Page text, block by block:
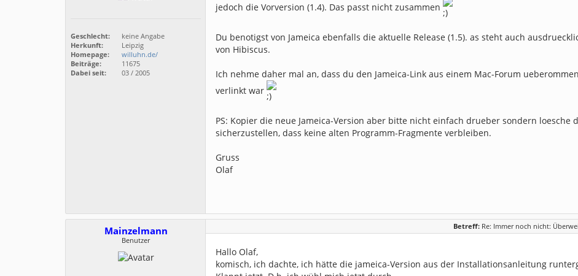
Geschlecht:
keine Angabe
Herkunft:
Leipzig
Homepage:
willuhn.de/
Beiträge:
11675
Dabei seit:
03 / 2005
jedoch die Vorversion (1.4). Das passt nicht zusammen
Du benotigst von Jameica ebenfalls die aktuelle Release (1.5). as steht auch
von Hibiscus.
Ich nehme daher mal an, dass du den Jameica-Link aus einem Mac-Forum
verlinkt war
PS: Kopier die neue Jameica-Version aber bitte nicht einfach drueber sondern loesche
sicherzustellen, dass keine alten Programm-Fragmente verbleiben.
Gruss
Olaf
Mainzelmann
Benutzer
Betreff: Re: Immer noch nicht:
Hallo Olaf,
komisch, ich dachte, ich hätte die jameica-Version aus der Installationsanleitung